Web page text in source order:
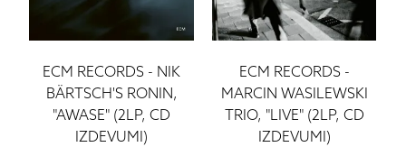
ECM RECORDS - NIK
BÄRTSCH'S RONIN,
"AWASE" (2LP, CD
IZDEVUMI)
ECM RECORDS -
MARCIN WASILEWSKI
TRIO, "LIVE" (2LP, CD
IZDEVUMI)